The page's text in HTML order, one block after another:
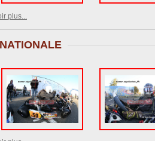
plus...
NATIONALE